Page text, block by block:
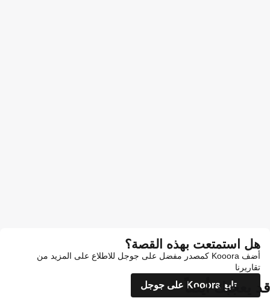
هل استمتعت بهذه القصة؟
أضف Kooora كمصدر مفضل على جوجل للاطلاع على المزيد من
تقاريرنا
تابع Kooora على جوجل
قد يعجبك أيضاً